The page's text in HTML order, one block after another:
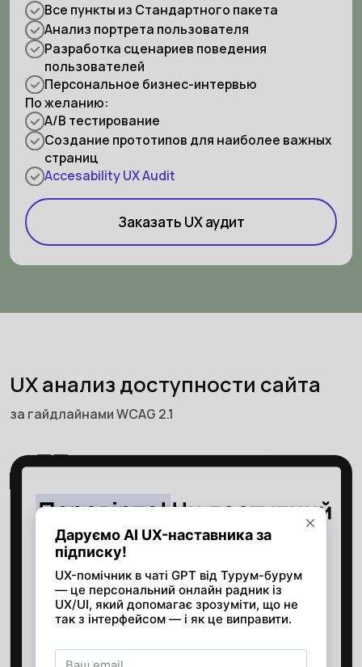
Все пункты из Стандартного пакета
Анализ портрета пользователя
Разработка сценариев поведения
пользователей
Персональное бизнес-интервью
По желанию:
A/B тестирование
Создание прототипов для наиболее важных
страниц
Accesability UX Audit
Заказать UX аудит
UX анализ доступности сайта
за гайдлайнами WCAG 2.1